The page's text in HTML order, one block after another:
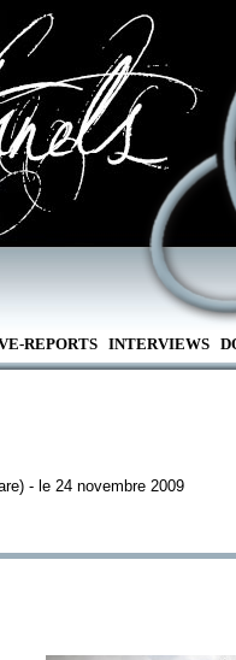
REPORTS INTERVIEWS
- le 24 novembre 2009